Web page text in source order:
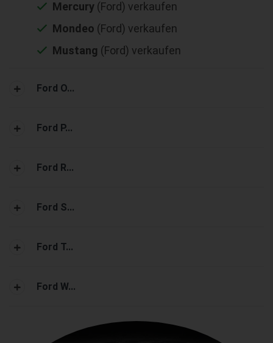
Mercury (Ford) verkaufen
Mondeo (Ford) verkaufen
Mustang (Ford) verkaufen
Ford O...
Ford P...
Ford R...
Ford S...
Ford T...
Ford W...